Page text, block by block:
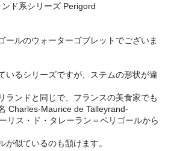
ド系シリーズ Perigord
ールのウォーターゴブレットでございま
いるシリーズですが、ステムの形状が違
ランドと同じで、フランスの美食家でも
Charles-Maurice de Talleyrand-
リス・ド・タレーラン＝ペリゴールから
が似ているのも頷けます。